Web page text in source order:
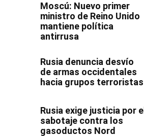
Moscú: Nuevo primer
ministro de Reino Unido
mantiene política
antirrusa
Rusia denuncia desvío
de armas occidentales
hacia grupos terroristas
Rusia exige justicia por el
sabotaje contra los
gasoductos Nord